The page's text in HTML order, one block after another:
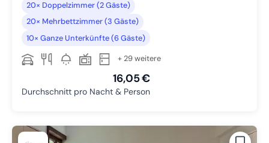
20× Doppelzimmer (2 Gäste)
20× Mehrbettzimmer (3 Gäste)
10× Ganze Unterkünfte (6 Gäste)
+ 29 weitere
16,05 €
Durchschnitt pro Nacht & Person